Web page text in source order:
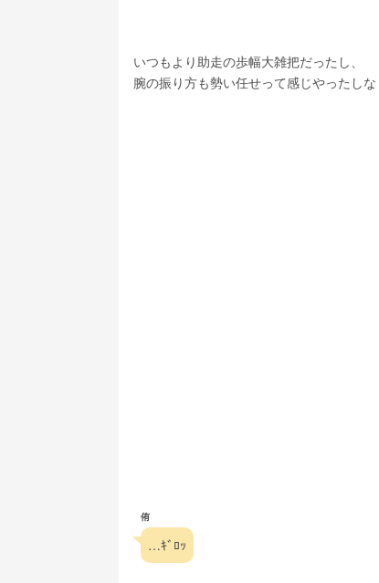
いつもより助走の歩幅大雑把だったし、
腕の振り方も勢い任せって感じやったしな
侑
…ｷﾞﾛｯ